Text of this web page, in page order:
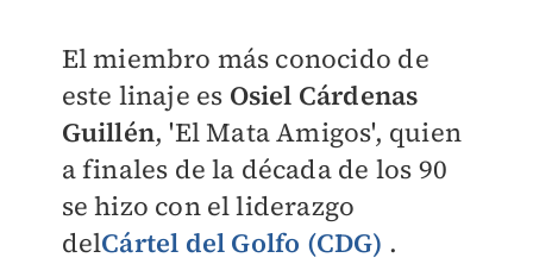
El miembro más conocido de
este linaje es Osiel Cárdenas
Guillén, 'El Mata Amigos', quien
a finales de la década de los 90
se hizo con el liderazgo
delCártel del Golfo (CDG) .